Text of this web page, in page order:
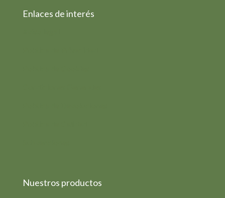
Enlaces de interés
Nuestros productos